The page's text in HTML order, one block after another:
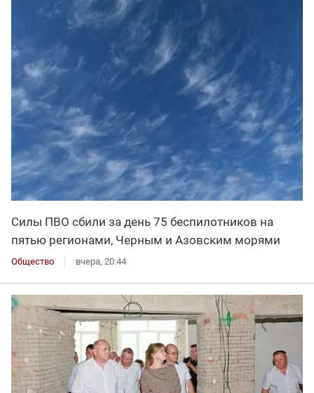
Силы ПВО сбили за день 75 беспилотников на
пятью регионами, Черным и Азовским морями
Общество вчера, 20:44